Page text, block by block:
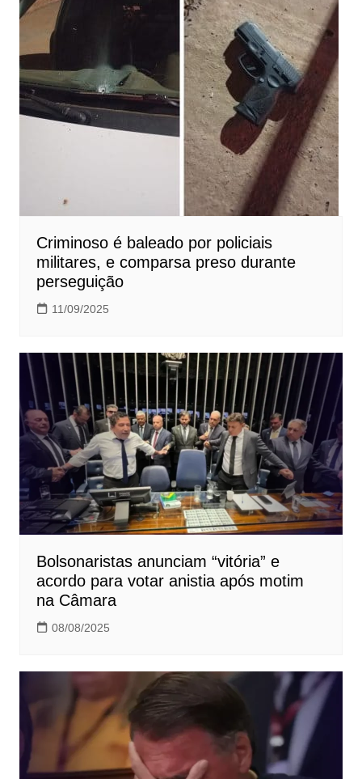
Criminoso é baleado por policiais
militares, e comparsa preso durante
perseguição
11/09/2025
Bolsonaristas anunciam “vitória” e
acordo para votar anistia após motim
na Câmara
08/08/2025